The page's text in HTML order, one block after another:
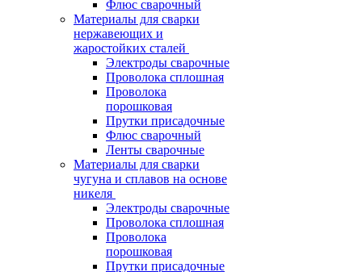
Флюс сварочный
Материалы для сварки
нержавеющих и
жаростойких сталей
Электроды сварочные
Проволока сплошная
Проволока
порошковая
Прутки присадочные
Флюс сварочный
Ленты сварочные
Материалы для сварки
чугуна и сплавов на основе
никеля
Электроды сварочные
Проволока сплошная
Проволока
порошковая
Прутки присадочные